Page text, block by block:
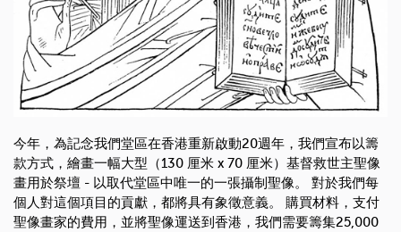
今年，為記念我們堂區在香港重新啟動20週年，我們宣布以籌
款方式，繪畫一幅大型（130 厘米 x 70 厘米）基督救世主聖像
畫用於祭壇 - 以取代堂區中唯一的一張攝制聖像。 對於我們每
個人對這個項目的貢獻，都將具有象徵意義。 購買材料，支付
聖像畫家的費用，並將聖像運送到香港，我們需要籌集25,000